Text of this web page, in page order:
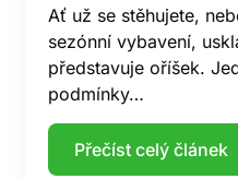
Ať už se stěhujete,
sezónní vybavení,
představuje oříšek.
podmínky…
Přečíst celý článek